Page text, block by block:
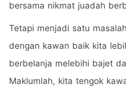
bersama nikmat juadah
Tetapi menjadi satu
dengan kawan baik kita
berbelanja melebihi bajet
Maklumlah, kita tengok